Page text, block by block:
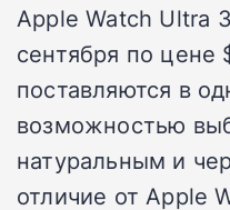
Apple Watch Ultra
сентября по цене
поставляются в
возможностью
натуральным и
отличие от Apple